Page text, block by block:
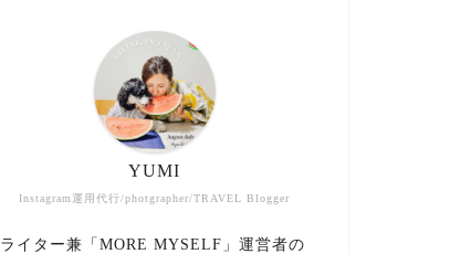
Instagram運用代行/photgrapher/TRAVEL Blogger
YUMI
ライター兼「MORE MYSELF」運営者の